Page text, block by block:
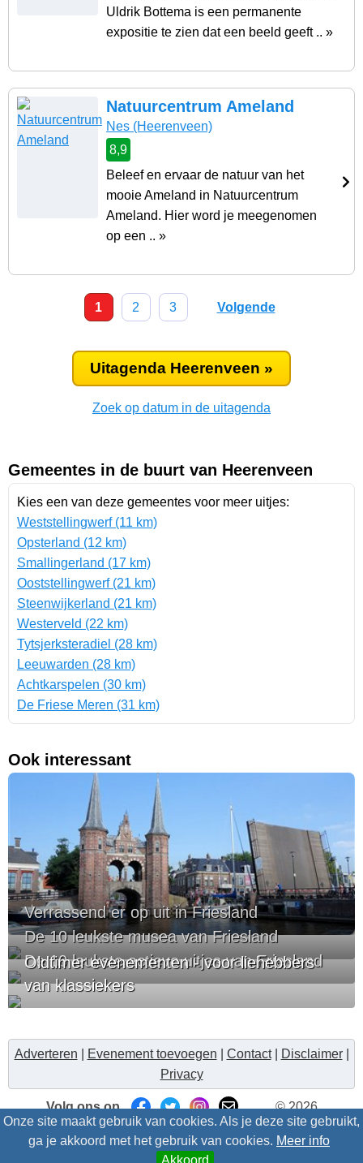
Onze site maakt gebruik van cookies. Als je deze site gebruikt,
ga je akkoord met het gebruik van cookies. Meer info
Akkoord
Uldrik Bottema is een permanente
expositie te zien dat een beeld geeft .. »
Natuurcentrum Ameland
Nes (Heerenveen)
8,9
Beleef en ervaar de natuur van het
mooie Ameland in Natuurcentrum
Ameland. Hier word je meegenomen
op een .. »
1 2 3 Volgende
Uitagenda Heerenveen »
Zoek op datum in de uitagenda
Gemeentes in de buurt van Heerenveen
Kies een van deze gemeentes voor meer uitjes:
Weststellingwerf (11 km)
Opsterland (12 km)
Smallingerland (17 km)
Ooststellingwerf (21 km)
Steenwijkerland (21 km)
Westerveld (22 km)
Tytsjerksteradiel (28 km)
Leeuwarden (28 km)
Achtkarspelen (30 km)
De Friese Meren (31 km)
Ook interessant
Verrassend er op uit in Friesland
De 10 leukste musea van Friesland
De 10 leukste actieve uitjes van Friesland
Oldtimer evenementen - voor liehebbers
van klassiekers
Adverteren Evenement toevoegen Contact| Disclaimer|
Privacy
Volg ons op
© 2026
Uitzinnig.nl/intris- Alle rechten voorbehouden